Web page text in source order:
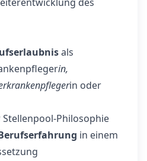
als
in,
in oder
Philosophie
in einem